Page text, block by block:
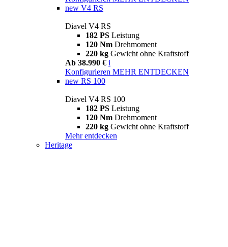
new V4 RS
Diavel V4 RS
182 PS Leistung
120 Nm Drehmoment
220 kg Gewicht ohne Kraftstoff
Ab 38.990 € i
Konfigurieren MEHR ENTDECKEN
new RS 100
Diavel V4 RS 100
182 PS Leistung
120 Nm Drehmoment
220 kg Gewicht ohne Kraftstoff
Mehr entdecken
Heritage